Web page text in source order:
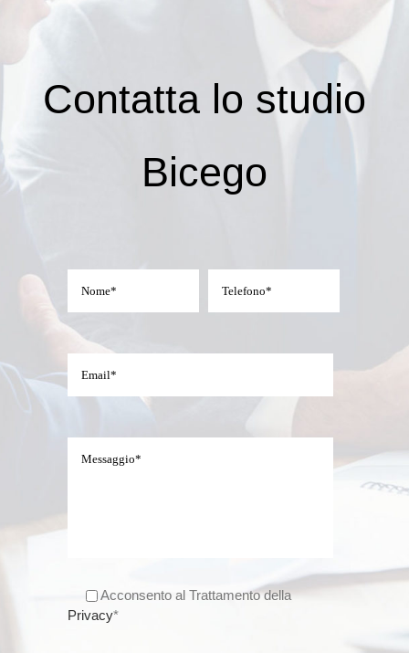
Contatta lo studio
Bicego
Acconsento al Trattamento della
Privacy*